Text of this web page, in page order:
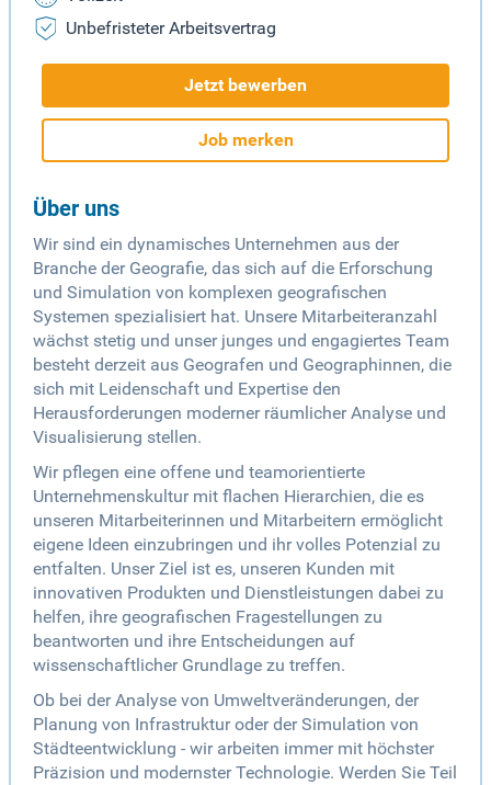
Unbefristeter Arbeitsvertrag
Jetzt bewerben
Job merken
Über uns
Wir sind ein dynamisches Unternehmen aus der
Branche der Geografie, das sich auf die Erforschung
und Simulation von komplexen geografischen
Systemen spezialisiert hat. Unsere Mitarbeiteranzahl
wächst stetig und unser junges und engagiertes Team
besteht derzeit aus Geografen und Geographinnen, die
sich mit Leidenschaft und Expertise den
Herausforderungen moderner räumlicher Analyse und
Visualisierung stellen.
Wir pflegen eine offene und teamorientierte
Unternehmenskultur mit flachen Hierarchien, die es
unseren Mitarbeiterinnen und Mitarbeitern ermöglicht
eigene Ideen einzubringen und ihr volles Potenzial zu
entfalten. Unser Ziel ist es, unseren Kunden mit
innovativen Produkten und Dienstleistungen dabei zu
helfen, ihre geografischen Fragestellungen zu
beantworten und ihre Entscheidungen auf
wissenschaftlicher Grundlage zu treffen.
Ob bei der Analyse von Umweltveränderungen, der
Planung von Infrastruktur oder der Simulation von
Städteentwicklung - wir arbeiten immer mit höchster
Präzision und modernster Technologie. Werden Sie Teil